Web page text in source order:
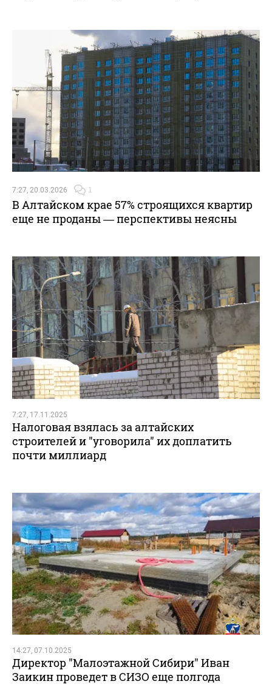
7:27, 20.03.2026 1
В Алтайском крае 57% строящихся квартир
еще не проданы — перспективы неясны
7:27, 17.11.2025
Налоговая взялась за алтайских
строителей и "уговорила" их доплатить
почти миллиард
14:27, 07.10.2025
Директор "Малоэтажной Сибири" Иван
Заикин проведет в СИЗО еще полгода